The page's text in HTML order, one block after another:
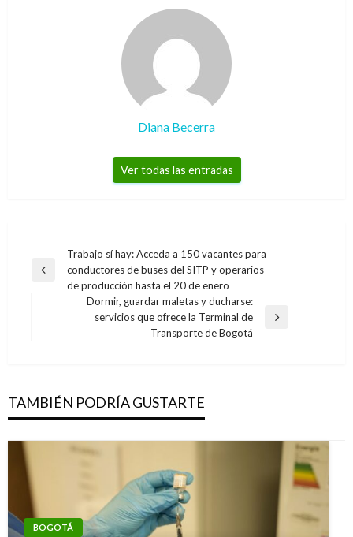
Diana Becerra
Ver todas las entradas
Navegación
de
entradas
Entrada
Trabajo sí hay: Acceda a 150 vacantes para
conductores de buses del SITP y operarios
de producción hasta el 20 de enero
Dormir, guardar maletas y ducharse:
servicios que ofrece la Terminal de
Transporte de Bogotá
TAMBIÉN PODRÍA GUSTARTE
BOGOTÁ